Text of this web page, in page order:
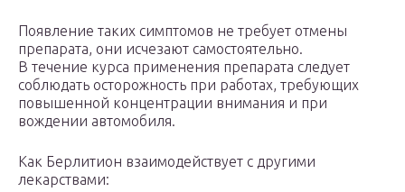
Появление таких симптомов не требует отмены
препарата, они исчезают самостоятельно.
В течение курса применения препарата следует
соблюдать осторожность при работах, требующих
повышенной концентрации внимания и при
вождении автомобиля.
Как Берлитион взаимодействует с другими
лекарствами: